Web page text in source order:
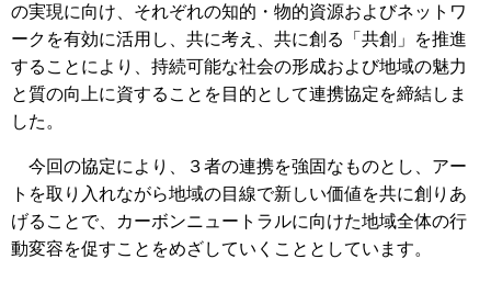
の実現に向け、それぞれの知的・物的資源およびネットワ
ークを有効に活用し、共に考え、共に創る「共創」を推進
することにより、持続可能な社会の形成および地域の魅力
と質の向上に資することを目的として連携協定を締結しま
した。
今回の協定により、３者の連携を強固なものとし、アー
トを取り入れながら地域の目線で新しい価値を共に創りあ
げることで、カーボンニュートラルに向けた地域全体の行
動変容を促すことをめざしていくこととしています。